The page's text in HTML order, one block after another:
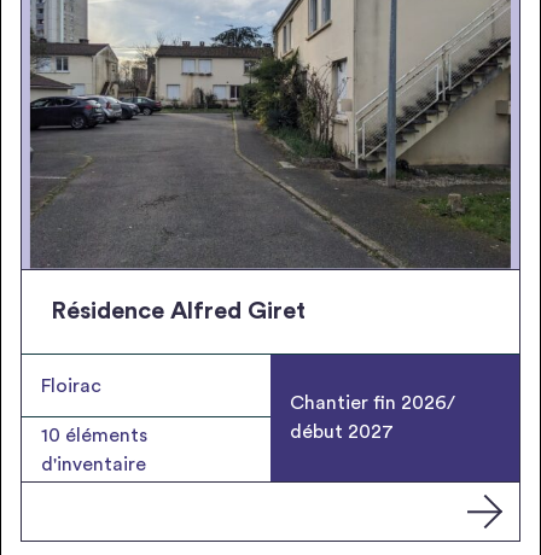
Résidence Alfred Giret
Floirac
10 éléments
d'inventaire
Chantier fin 2026/
début 2027